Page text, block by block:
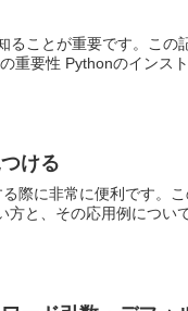
ことが重要です。この
重要性 Pythonのインス
ける
際に非常に便利です。
と、その応用例につい